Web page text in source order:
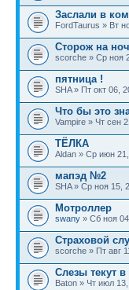
Заслали в
FordTaurus » Вт
Сторож на
scorche » Ср ноя
пятница !
SHA » Пт окт 06,
Что бы это
Vampire » Чт сен
ТЁЛКА
Aldan » Ср июн
мапэд №2
SHA » Ср ноя 15,
Мотроллер
swany » Сб ноя
Страховой
scorche » Пт авг
Слезы текут в
Baton » Чт июл